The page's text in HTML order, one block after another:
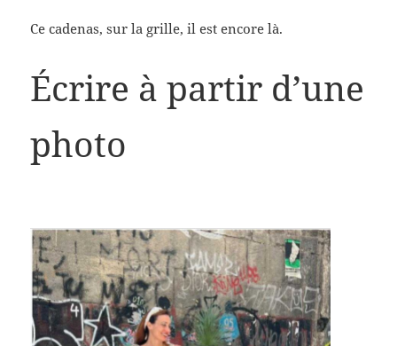
Ce cadenas, sur la grille, il est encore là.
Écrire à partir d’une
photo